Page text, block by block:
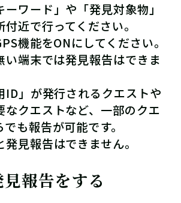
ワード」や「発見対象物」
近で行ってください。
機能をONにしてください。
端末では発見報告はできま
」が発行されるクエストや
なクエストなど、一部のクエ
も報告が可能です。
見報告はできません。
見報告をする